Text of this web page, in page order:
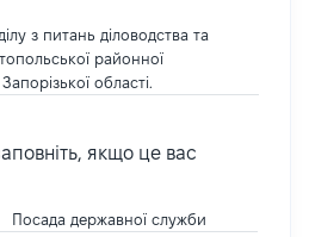
з питань діловодства та
районної
області.
якщо це вас
Посада державної служби